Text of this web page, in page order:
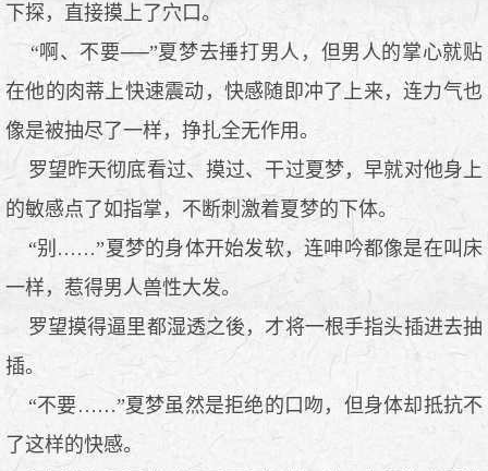
下探，直接摸上了穴口。
“啊、不要──”夏梦去捶打男人，但男人的掌心就贴
在他的肉蒂上快速震动，快感随即冲了上来，连力气也
像是被抽尽了一样，挣扎全无作用。
罗望昨天彻底看过、摸过、干过夏梦，早就对他身上
的敏感点了如指掌，不断刺激着夏梦的下体。
“别……”夏梦的身体开始发软，连呻吟都像是在叫床
一样，惹得男人兽性大发。
罗望摸得逼里都湿透之後，才将一根手指头插进去抽
插。
“不要……”夏梦虽然是拒绝的口吻，但身体却抵抗不
了这样的快感。